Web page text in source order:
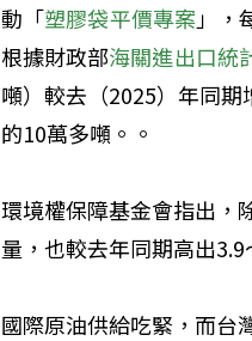
動「塑膠袋平價專案 」，
根據財政部海關進出口統
噸）較去（2025）年同
的10萬多噸。。
環境權保障基金會指出，
量，也較去年同期高出3.9
國際原油供給吃緊，而台